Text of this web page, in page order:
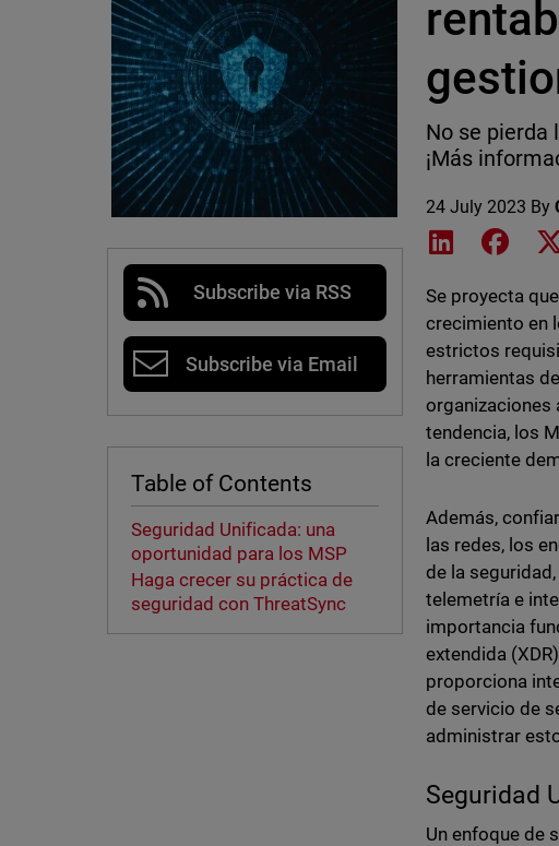
Subscribe via RSS
Subscribe via Email
Table of Contents
Seguridad Unificada: una
oportunidad para los MSP
Haga crecer su práctica de
seguridad con ThreatSync
No se pierda
¡Más
24 July 2023 By
Share on
Se proyecta
crecimiento en
estrictos
herramientas
organizaciones
tendencia, los
la creciente
Además,
las redes, los
de la
telemetría e
importancia
extendida
proporciona
de servicio de
administrar
Seguridad
Un enfoque de